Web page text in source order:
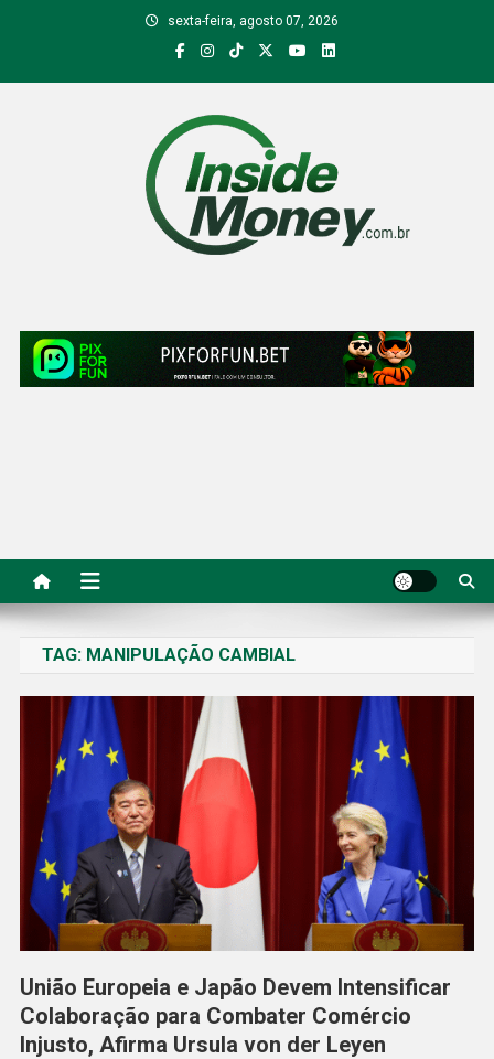
sexta-feira, agosto 07, 2026
Inside Money
TAG: MANIPULAÇÃO CAMBIAL
União Europeia e Japão Devem Intensificar
Colaboração para Combater Comércio
Injusto, Afirma Ursula von der Leyen